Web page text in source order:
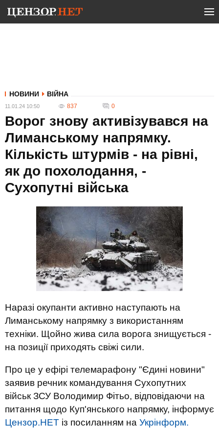
НОВИНИ ВІЙНА
11.01.24 10:50 837 0
Ворог знову активізувався на
Лиманському напрямку.
Кількість штурмів - на рівні,
як до похолодання, -
Сухопутні війська
Наразі окупанти активно наступають на
Лиманському напрямку з використанням
техніки. Щойно жива сила ворога знищується -
на позиції приходять свіжі сили.
Про це у ефірі телемарафону "Єдині новини"
заявив речник командування Сухопутних
військ ЗСУ Володимир Фітьо, відповідаючи на
питання щодо Куп'янського напрямку, інформує
Цензор.НЕТ із посиланням на Укрінформ.